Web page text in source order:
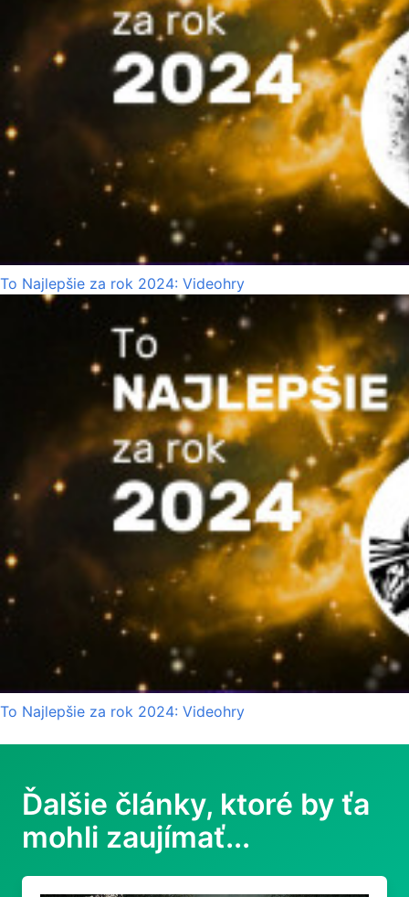
To Najlepšie za rok 2024: Videohry
To Najlepšie za rok 2024: Videohry
Ďalšie články, ktoré by ťa
mohli zaujímať...